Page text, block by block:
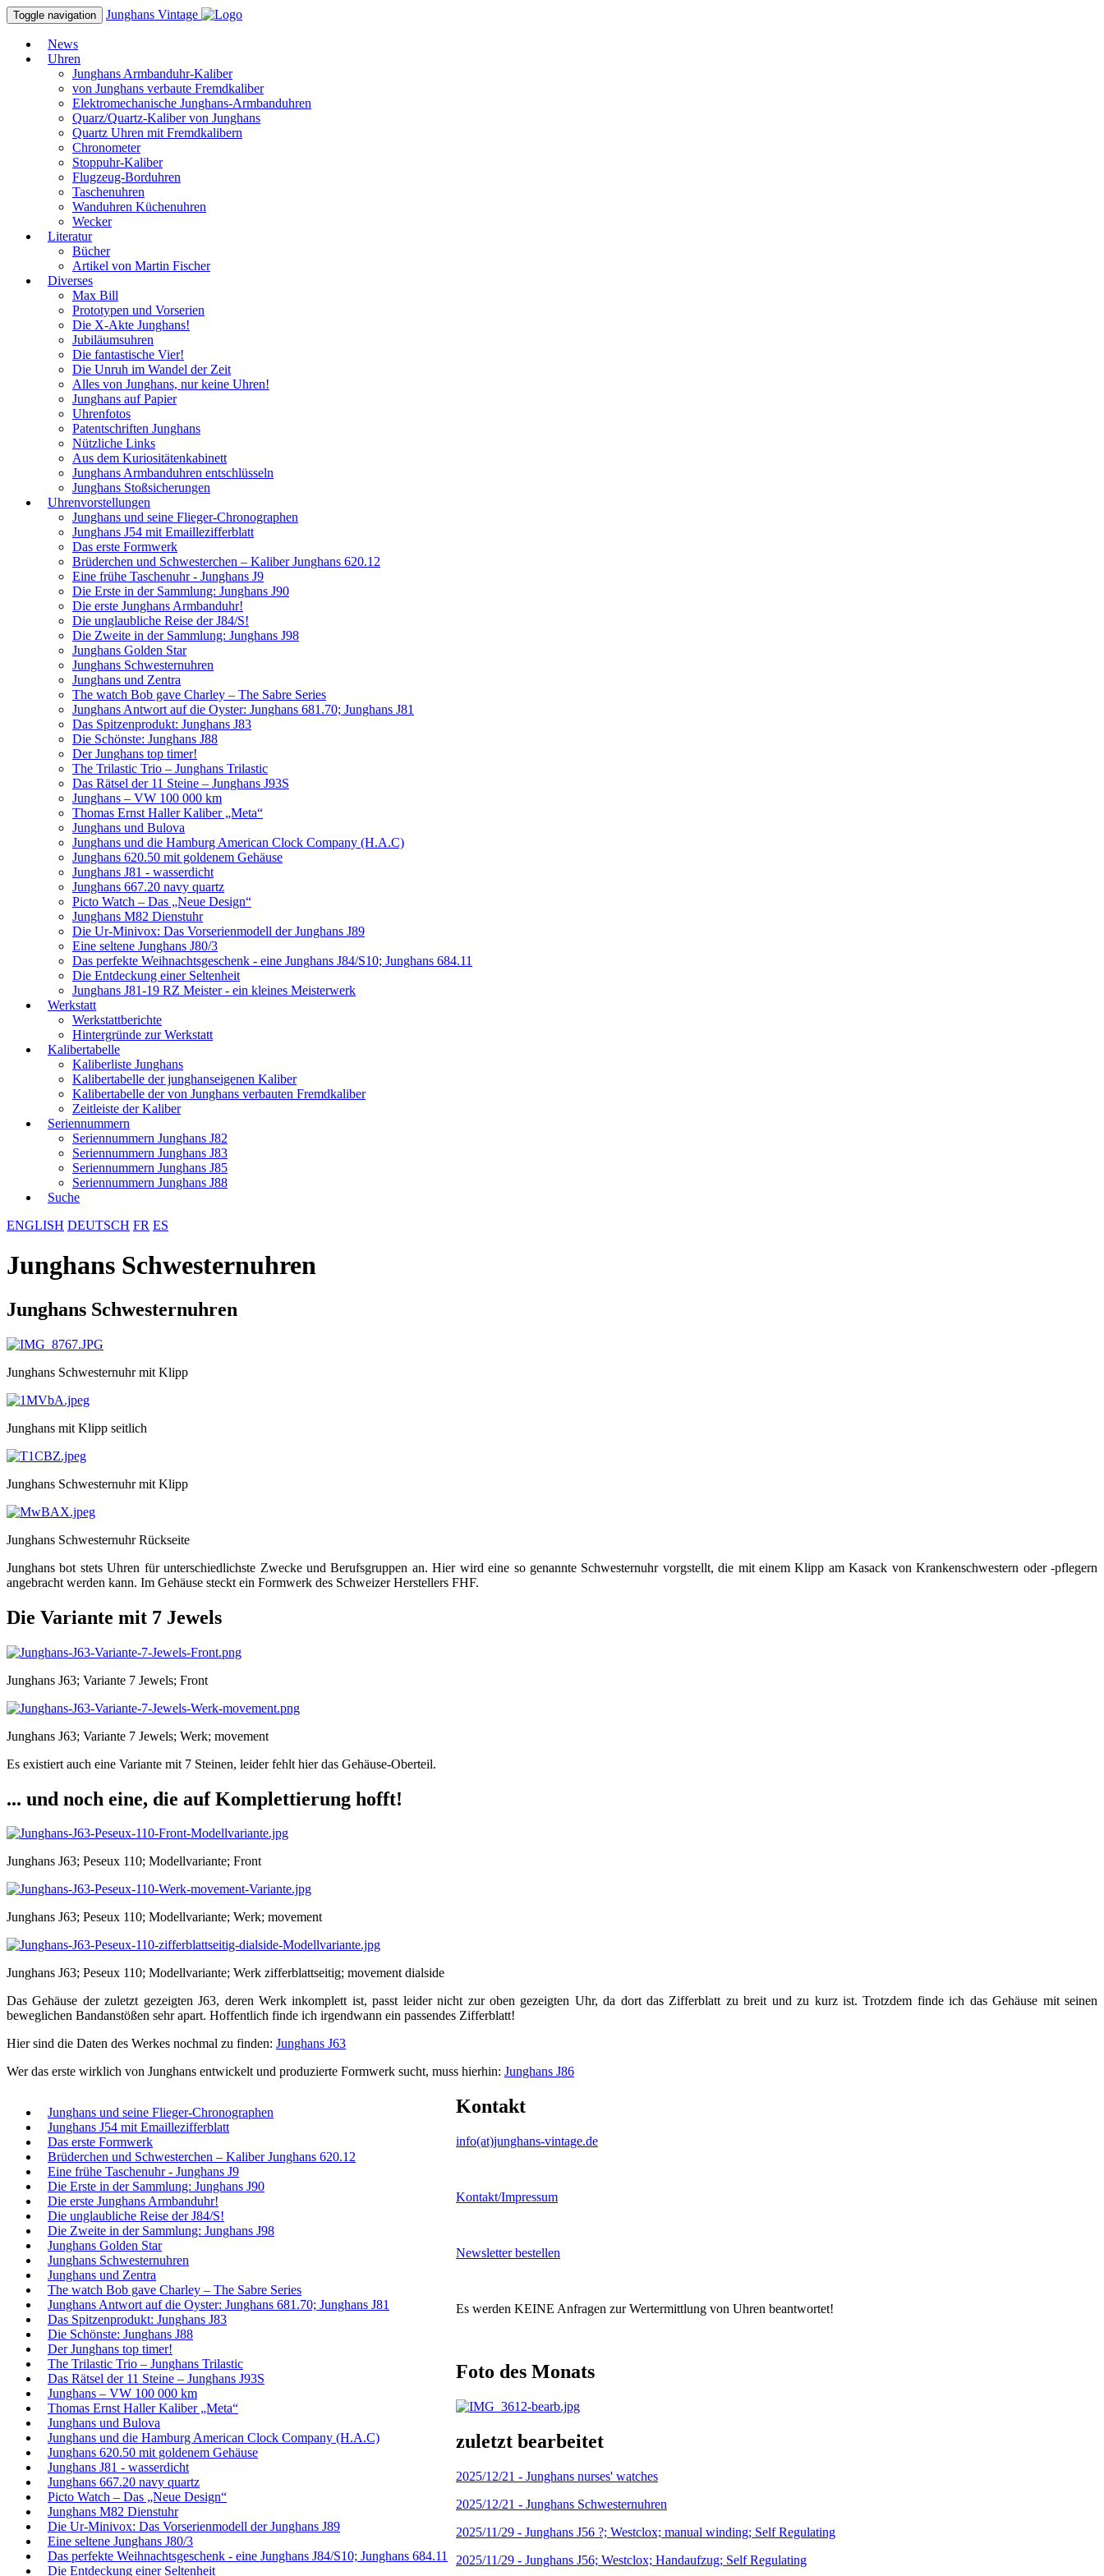
Toggle navigation Junghans Vintage
News
Uhren
Junghans Armbanduhr-Kaliber
von Junghans verbaute Fremdkaliber
Elektromechanische Junghans-Armbanduhren
Quarz/Quartz-Kaliber von Junghans
Quartz Uhren mit Fremdkalibern
Chronometer
Stoppuhr-Kaliber
Flugzeug-Borduhren
Taschenuhren
Wanduhren Küchenuhren
Wecker
Literatur
Bücher
Artikel von Martin Fischer
Diverses
Max Bill
Prototypen und Vorserien
Die X-Akte Junghans!
Jubiläumsuhren
Die fantastische Vier!
Die Unruh im Wandel der Zeit
Alles von Junghans, nur keine Uhren!
Junghans auf Papier
Uhrenfotos
Patentschriften Junghans
Nützliche Links
Aus dem Kuriositätenkabinett
Junghans Armbanduhren entschlüsseln
Junghans Stoßsicherungen
Uhrenvorstellungen
Junghans und seine Flieger-Chronographen
Junghans J54 mit Emaillezifferblatt
Das erste Formwerk
Brüderchen und Schwesterchen – Kaliber Junghans 620.12
Eine frühe Taschenuhr - Junghans J9
Die Erste in der Sammlung: Junghans J90
Die erste Junghans Armbanduhr!
Die unglaubliche Reise der J84/S!
Die Zweite in der Sammlung: Junghans J98
Junghans Golden Star
Junghans Schwesternuhren
Junghans und Zentra
The watch Bob gave Charley – The Sabre Series
Junghans Antwort auf die Oyster: Junghans 681.70; Junghans J81
Das Spitzenprodukt: Junghans J83
Die Schönste: Junghans J88
Der Junghans top timer!
The Trilastic Trio – Junghans Trilastic
Das Rätsel der 11 Steine – Junghans J93S
Junghans – VW 100 000 km
Thomas Ernst Haller Kaliber „Meta“
Junghans und Bulova
Junghans und die Hamburg American Clock Company (H.A.C)
Junghans 620.50 mit goldenem Gehäuse
Junghans J81 - wasserdicht
Junghans 667.20 navy quartz
Picto Watch – Das „Neue Design“
Junghans M82 Dienstuhr
Die Ur-Minivox: Das Vorserienmodell der Junghans J89
Eine seltene Junghans J80/3
Das perfekte Weihnachtsgeschenk - eine Junghans J84/S10; Junghans 684.11
Die Entdeckung einer Seltenheit
Junghans J81-19 RZ Meister - ein kleines Meisterwerk
Werkstatt
Werkstattberichte
Hintergründe zur Werkstatt
Kalibertabelle
Kaliberliste Junghans
Kalibertabelle der junghanseigenen Kaliber
Kalibertabelle der von Junghans verbauten Fremdkaliber
Zeitleiste der Kaliber
Seriennummern
Seriennummern Junghans J82
Seriennummern Junghans J83
Seriennummern Junghans J85
Seriennummern Junghans J88
Suche
ENGLISH DEUTSCH FR ES
Junghans Schwesternuhren
Junghans Schwesternuhren
Junghans Schwesternuhr mit Klipp
Junghans mit Klipp seitlich
Junghans Schwesternuhr mit Klipp
Junghans Schwesternuhr Rückseite
Junghans bot stets Uhren für unterschiedlichste Zwecke und Berufsgruppen an. Hier wird eine so genannte Schwesternuhr vorgstellt, die mit einem Klipp am Kasack von Krankenschwestern oder -pflegern
angebracht werden kann. Im Gehäuse steckt ein Formwerk des Schweizer Herstellers FHF.
Die Variante mit 7 Jewels
Junghans J63; Variante 7 Jewels; Front
Junghans J63; Variante 7 Jewels; Werk; movement
Es existiert auch eine Variante mit 7 Steinen, leider fehlt hier das Gehäuse-Oberteil.
... und noch eine, die auf Komplettierung hofft!
Junghans J63; Peseux 110; Modellvariante; Front
Junghans J63; Peseux 110; Modellvariante; Werk; movement
Junghans J63; Peseux 110; Modellvariante; Werk zifferblattseitig; movement dialside
Das Gehäuse der zuletzt gezeigten J63, deren Werk inkomplett ist, passt leider nicht zur oben gezeigten Uhr, da dort das Zifferblatt zu breit und zu kurz ist. Trotzdem finde ich das Gehäuse mit seinen
beweglichen Bandanstößen sehr apart. Hoffentlich finde ich irgendwann ein passendes Zifferblatt!
Hier sind die Daten des Werkes nochmal zu finden: Junghans J63
Wer das erste wirklich von Junghans entwickelt und produzierte Formwerk sucht, muss hierhin: Junghans J86
Junghans und seine Flieger-Chronographen
Junghans J54 mit Emaillezifferblatt
Das erste Formwerk
Brüderchen und Schwesterchen – Kaliber Junghans 620.12
Eine frühe Taschenuhr - Junghans J9
Die Erste in der Sammlung: Junghans J90
Die erste Junghans Armbanduhr!
Die unglaubliche Reise der J84/S!
Die Zweite in der Sammlung: Junghans J98
Junghans Golden Star
Junghans Schwesternuhren
Junghans und Zentra
The watch Bob gave Charley – The Sabre Series
Junghans Antwort auf die Oyster: Junghans 681.70; Junghans J81
Das Spitzenprodukt: Junghans J83
Die Schönste: Junghans J88
Der Junghans top timer!
The Trilastic Trio – Junghans Trilastic
Das Rätsel der 11 Steine – Junghans J93S
Junghans – VW 100 000 km
Thomas Ernst Haller Kaliber „Meta“
Junghans und Bulova
Junghans und die Hamburg American Clock Company (H.A.C)
Junghans 620.50 mit goldenem Gehäuse
Junghans J81 - wasserdicht
Junghans 667.20 navy quartz
Picto Watch – Das „Neue Design“
Junghans M82 Dienstuhr
Die Ur-Minivox: Das Vorserienmodell der Junghans J89
Eine seltene Junghans J80/3
Das perfekte Weihnachtsgeschenk - eine Junghans J84/S10; Junghans 684.11
Die Entdeckung einer Seltenheit
Kontakt
info(at)junghans-vintage.de
Kontakt/Impressum
Newsletter bestellen
Es werden KEINE Anfragen zur Wertermittlung von Uhren beantwortet!
Foto des Monats
zuletzt bearbeitet
2025/12/21 - Junghans nurses' watches
2025/12/21 - Junghans Schwesternuhren
2025/11/29 - Junghans J56 ?; Westclox; manual winding; Self Regulating
2025/11/29 - Junghans J56; Westclox; Handaufzug; Self Regulating